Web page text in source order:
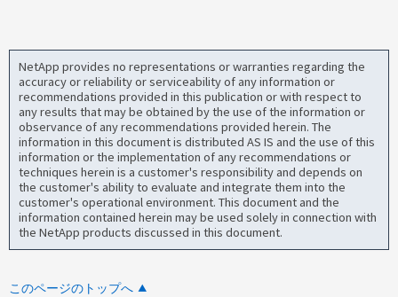
NetApp provides no representations or warranties regarding the
accuracy or reliability or serviceability of any information or
recommendations provided in this publication or with respect to
any results that may be obtained by the use of the information or
observance of any recommendations provided herein. The
information in this document is distributed AS IS and the use of this
information or the implementation of any recommendations or
techniques herein is a customer's responsibility and depends on
the customer's ability to evaluate and integrate them into the
customer's operational environment. This document and the
information contained herein may be used solely in connection with
the NetApp products discussed in this document.
このページのトップへ